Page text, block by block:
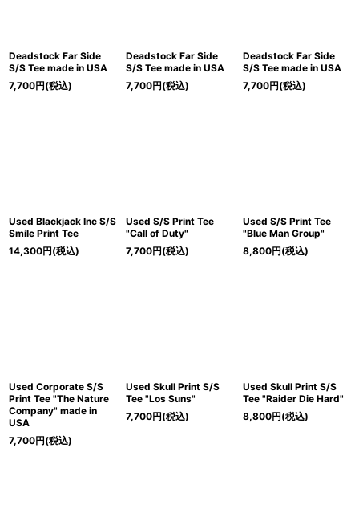
Deadstock Far Side
S/S Tee made in USA
7,700円(税込)
Deadstock Far Side
S/S Tee made in USA
7,700円(税込)
Deadstock Far Side
S/S Tee made in USA
7,700円(税込)
Used Blackjack Inc S/S
Smile Print Tee
14,300円(税込)
Used S/S Print Tee
"Call of Duty"
7,700円(税込)
Used S/S Print Tee
"Blue Man Group"
8,800円(税込)
Used Corporate S/S
Print Tee "The Nature
Company" made in
USA
7,700円(税込)
Used Skull Print S/S
Tee "Los Suns"
7,700円(税込)
Used Skull Print S/S
Tee "Raider Die Hard"
8,800円(税込)